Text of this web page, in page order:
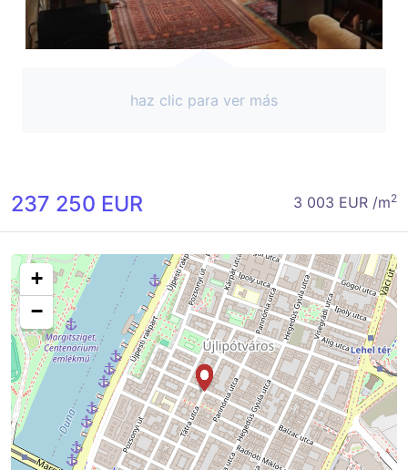
haz clic para ver más
237 250 EUR 3 003 EUR /m2
+
−